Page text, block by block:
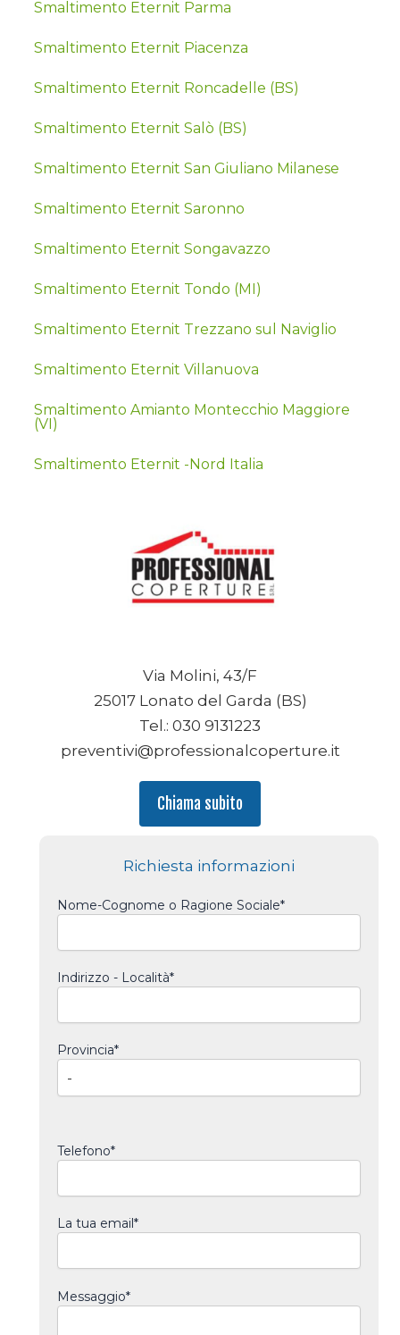
Smaltimento Eternit Parma
Smaltimento Eternit Piacenza
Smaltimento Eternit Roncadelle (BS)
Smaltimento Eternit Salò (BS)
Smaltimento Eternit San Giuliano Milanese
Smaltimento Eternit Saronno
Smaltimento Eternit Songavazzo
Smaltimento Eternit Tondo (MI)
Smaltimento Eternit Trezzano sul Naviglio
Smaltimento Eternit Villanuova
Smaltimento Amianto Montecchio Maggiore
(VI)
Smaltimento Eternit -Nord Italia
Via Molini, 43/F
25017 Lonato del Garda (BS)
Tel.: 030 9131223
preventivi@professionalcoperture.it
Chiama subito
Richiesta informazioni
Nome-Cognome o Ragione Sociale*
Indirizzo - Località*
Provincia*
Telefono*
La tua email*
Messaggio*